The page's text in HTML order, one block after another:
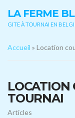
LA FERME
GITE À TOURNAI EN
Accueil » Location
LOCATION
TOURNAI
Articles